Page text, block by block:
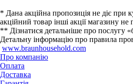
* Дана акційна пропозиція не діє при
акційний товар інші акції магазину
** Дізнатися детальніше про послугу
Детальну інформацію про правила
www.braunhousehold.com
Про компанію
Оплата
Доставка